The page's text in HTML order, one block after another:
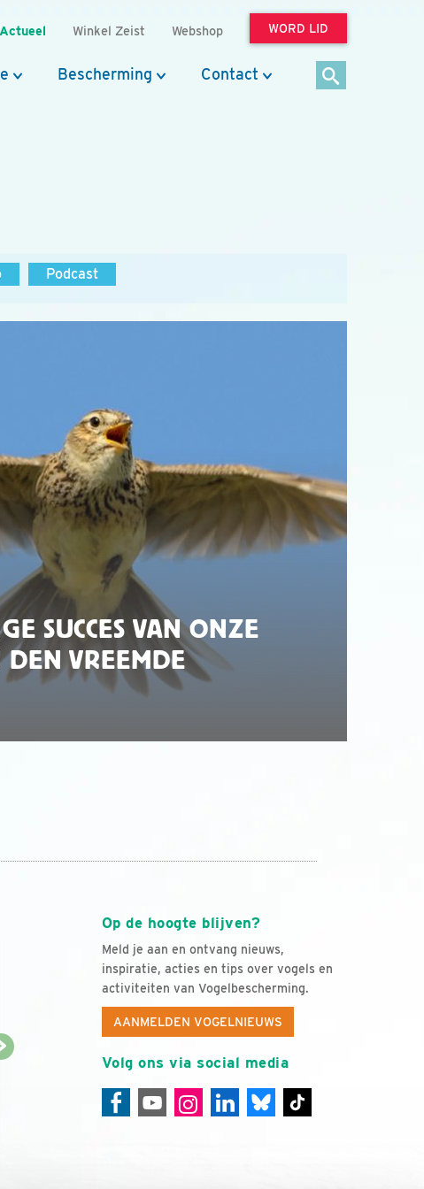
Actueel Winkel Zeist Webshop WORD LID
Bescherming Contact
Podcast
SUCCES VAN ONZE
DEN VREEMDE
Op de hoogte blijven?
Meld je aan en ontvang nieuws,
inspiratie, acties en tips over vogels en
activiteiten van Vogelbescherming.
AANMELDEN VOGELNIEUWS
Volg ons via social media